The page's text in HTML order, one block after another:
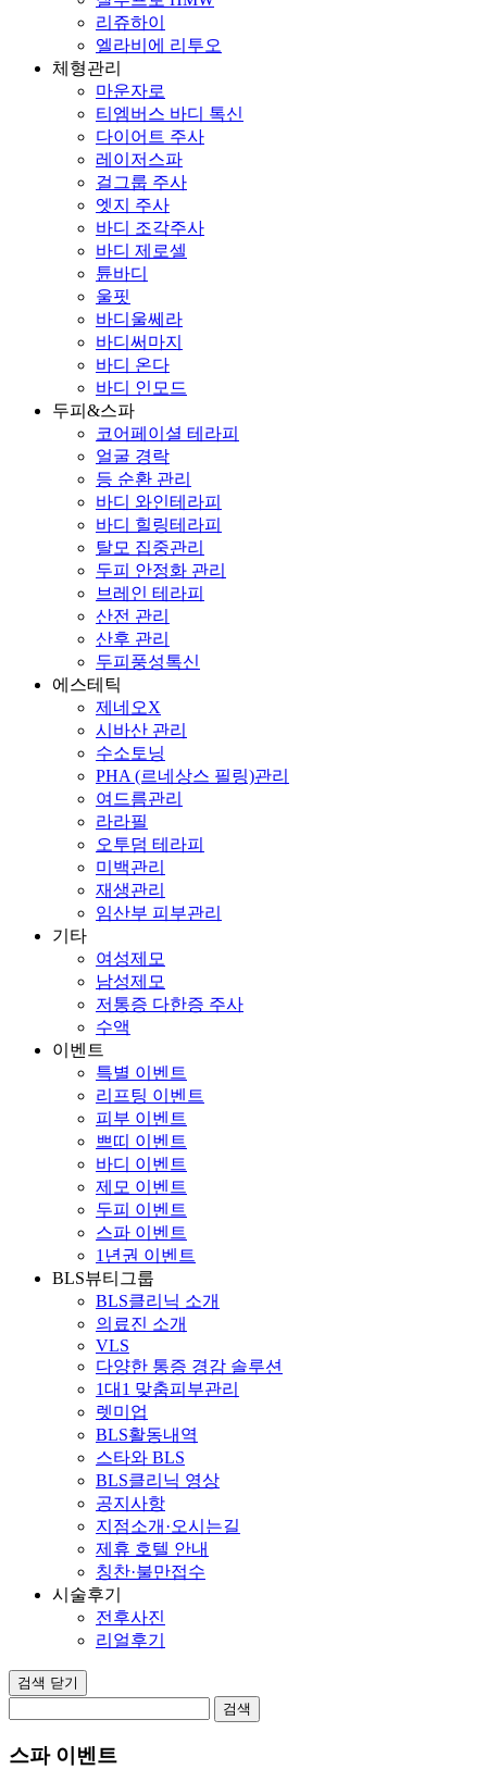
리쥬하이
엘라비에 리투오
체형관리
마운자로
티엠버스 바디 톡신
다이어트 주사
레이저스파
걸그룹 주사
엣지 주사
바디 조각주사
바디 제로셀
튠바디
울핏
바디울쎄라
바디써마지
바디 온다
바디 인모드
두피&스파
코어페이셜 테라피
얼굴 경락
등 순환 관리
바디 와인테라피
바디 힐링테라피
탈모 집중관리
두피 안정화 관리
브레인 테라피
산전 관리
산후 관리
두피풍성톡신
에스테틱
제네오X
시바산 관리
수소토닝
PHA (르네상스 필링)관리
여드름관리
라라필
오투덤 테라피
미백관리
재생관리
임산부 피부관리
기타
여성제모
남성제모
저통증 다한증 주사
수액
이벤트
특별 이벤트
리프팅 이벤트
피부 이벤트
쁘띠 이벤트
바디 이벤트
제모 이벤트
두피 이벤트
스파 이벤트
1년권 이벤트
BLS뷰티그룹
BLS클리닉 소개
의료진 소개
VLS
다양한 통증 경감 솔루션
1대1 맞춤피부관리
렛미업
BLS활동내역
스타와 BLS
BLS클리닉 영상
공지사항
지점소개·오시는길
제휴 호텔 안내
칭찬·불만접수
시술후기
전후사진
리얼후기
검색 닫기
검색
스파 이벤트